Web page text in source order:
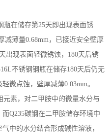
瓶在储存第25天即出现表面锈
减薄量0.68mm，已接近安全壁厚
天出现表面轻微锈蚀， 180天后锈
不锈钢钢瓶在储存180天后仍无
轻微点蚀，壁厚减薄0.03mm。
元素，对二甲胺中的微量水分与
而Q235碳钢在二甲胺储存环境中
中的水分结合形成碱性溶液，